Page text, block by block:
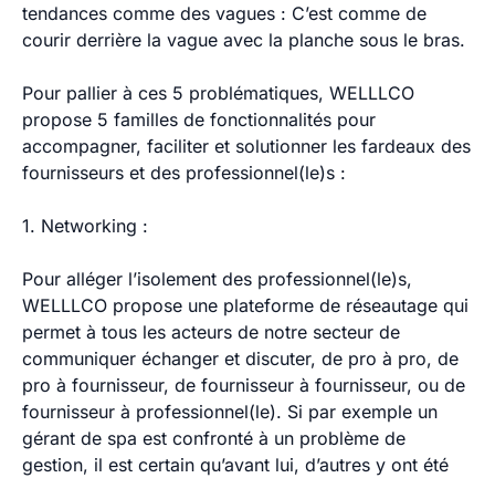
tendances comme des vagues : C’est comme de
courir derrière la vague avec la planche sous le bras.
Pour pallier à ces 5 problématiques, WELLLCO
propose 5 familles de fonctionnalités pour
accompagner, faciliter et solutionner les fardeaux des
fournisseurs et des professionnel(le)s :
1. Networking :
Pour alléger l’isolement des professionnel(le)s,
WELLLCO propose une plateforme de réseautage qui
permet à tous les acteurs de notre secteur de
communiquer échanger et discuter, de pro à pro, de
pro à fournisseur, de fournisseur à fournisseur, ou de
fournisseur à professionnel(le). Si par exemple un
gérant de spa est confronté à un problème de
gestion, il est certain qu’avant lui, d’autres y ont été